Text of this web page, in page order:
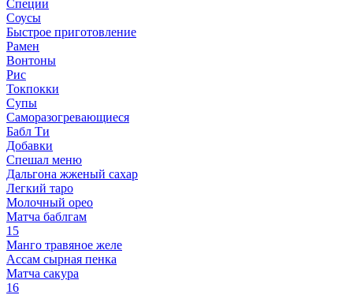
Специи
Соусы
Быстрое приготовление
Рамен
Вонтоны
Рис
Токпокки
Супы
Саморазогревающиеся
Бабл Ти
Добавки
Спешал меню
Дальгона жженый сахар
Легкий таро
Молочный орео
Матча баблгам
15
Манго травяное желе
Ассам сырная пенка
Матча сакура
16